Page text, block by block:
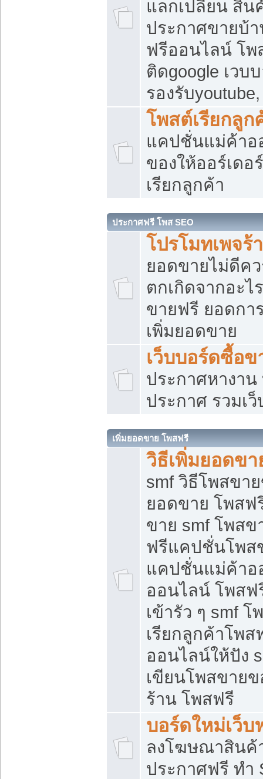
แลกเปลี่ยน สิน
ประกาศขายบ้
ฟรีออนไลน์ โพ
ติดgoogle เวบ
รองรับ
โพสต์เรียกลูก
แคปชั่นแม่ค้าอ
ของให้ออร์เดอ
เรียกลูกค้า
ประกาศฟรี โพส SEO
โปรโมทเพจร้
ยอดขายไม่ดีค
ตกเกิดจากอะไ
ขายฟรี ยอดกา
เพิ่มยอดขาย
เว็บบอร์ดซื้อข
ประกาศหางาน
ประกาศ รวมเ
เพิ่มยอดขาย โพสฟรี
วิธีเพิ่มยอดข
smf วิธีโพสขา
ยอดขาย โพสฟ
ขาย smf โพส
ฟรีแคปชั่นโพส
แคปชั่นแม่ค้า
ออนไลน์ โพสฟ
เข้ารัว ๆ smf
เรียกลูกค้าโพส
ออนไลน์ให้ปัง
เขียนโพสขาย
ร้าน โพสฟรี
บอร์ดใหม่เว็บ
ลงโฆษณาสิน
ประกาศฟรี ทำ